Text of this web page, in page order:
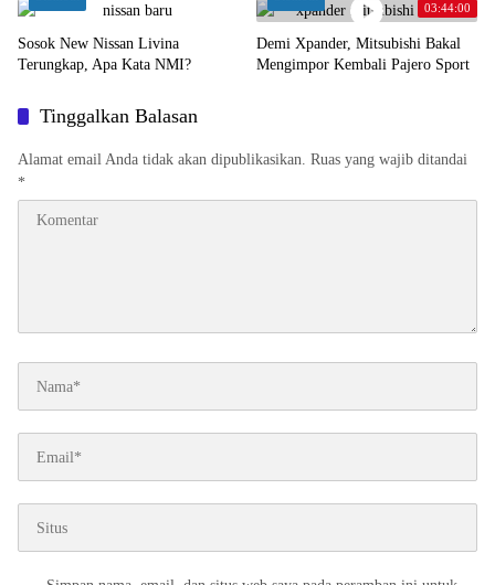
Sosok New Nissan Livina
Terungkap, Apa Kata NMI?
03:44:00
Demi Xpander, Mitsubishi Bakal
Mengimpor Kembali Pajero Sport
Tinggalkan Balasan
Alamat email Anda tidak akan dipublikasikan. Ruas yang wajib ditandai
*